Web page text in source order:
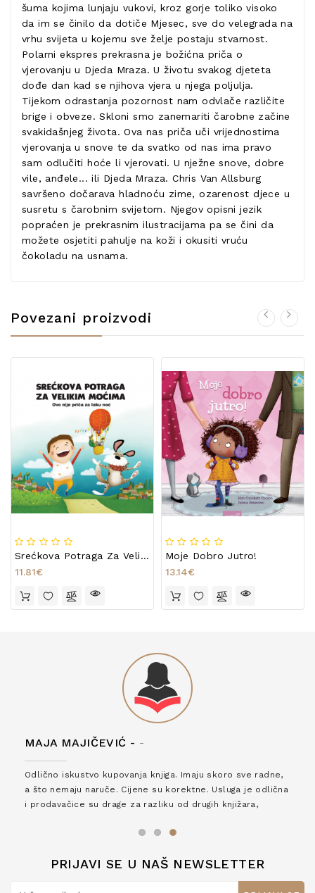
šuma kojima lunjaju vukovi, kroz gorje toliko visoko
da im se činilo da dotiče Mjesec, sve do velegrada na
vrhu svijeta u kojemu sve želje postaju stvarnost.
Polarni ekspres prekrasna je božićna priča o
vjerovanju u Djeda Mraza. U životu svakog djeteta
dođe dan kad se njihova vjera u njega poljulja.
Tijekom odrastanja pozornost nam odvlače različite
brige i obveze. Skloni smo zanemariti čarobne začine
svakidašnjeg života. Ova nas priča uči vrijednostima
vjerovanja u snove te da svatko od nas ima pravo
sam odlučiti hoće li vjerovati. U nježne snove, dobre
vile, anđele... ili Djeda Mraza. Chris Van Allsburg
savršeno dočarava hladnoću zime, ozarenost djece u
susretu s čarobnim svijetom. Njegov opisni jezik
popraćen je prekrasnim ilustracijama pa se čini da
možete osjetiti pahulje na koži i okusiti vruću
čokoladu na usnama.
Povezani proizvodi
Srećkova Potraga Za Velikim Moćima
11.81€
Moje Dobro Jutro!
13.14€
MAJA MAJIČEVIĆ - -
Odlično iskustvo kupovanja knjiga. Imaju skoro sve radne,
a što nemaju naruče. Cijene su korektne. Usluga je odlična
i prodavačice su drage za razliku od drugih knjižara,
PRIJAVI SE U NAŠ NEWSLETTER